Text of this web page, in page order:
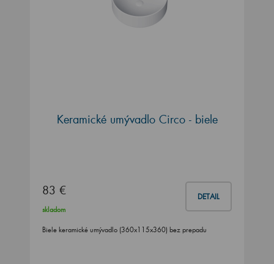
Keramické umývadlo Circo - biele
83 € DETAIL
skladom
Biele keramické umývadlo (360x115x360) bez prepadu